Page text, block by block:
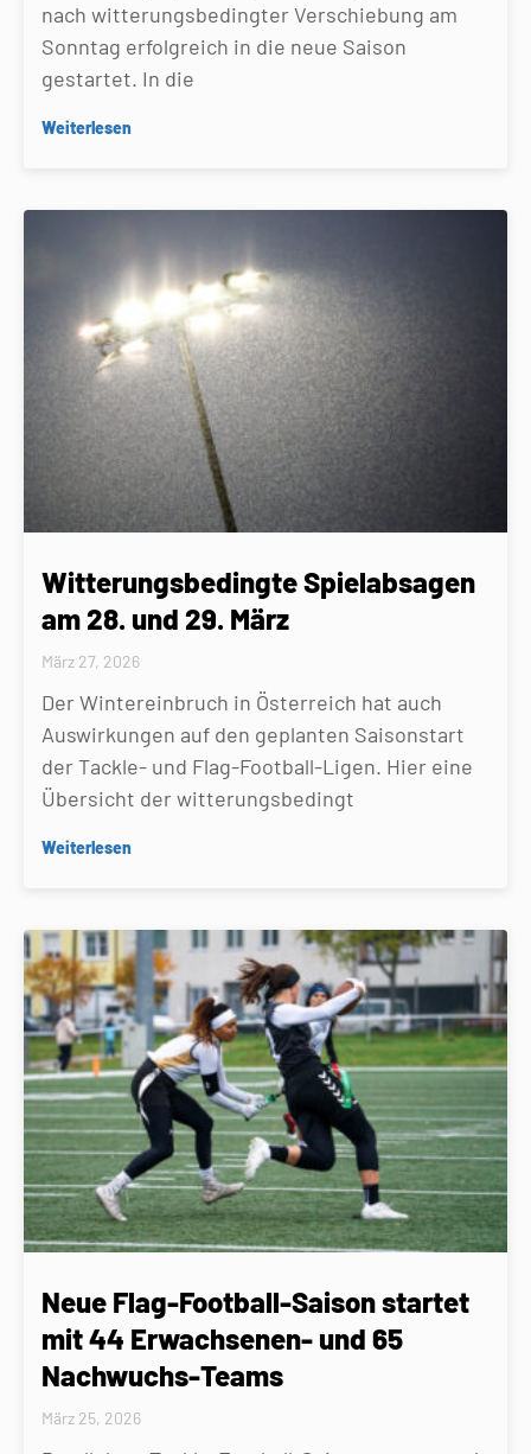
nach witterungsbedingter Verschiebung am
Sonntag erfolgreich in die neue Saison
gestartet. In die
Weiterlesen
Witterungsbedingte Spielabsagen
am 28. und 29. März
März 27, 2026
Der Wintereinbruch in Österreich hat auch
Auswirkungen auf den geplanten Saisonstart
der Tackle- und Flag-Football-Ligen. Hier eine
Übersicht der witterungsbedingt
Weiterlesen
Neue Flag-Football-Saison startet
mit 44 Erwachsenen- und 65
Nachwuchs-Teams
März 25, 2026